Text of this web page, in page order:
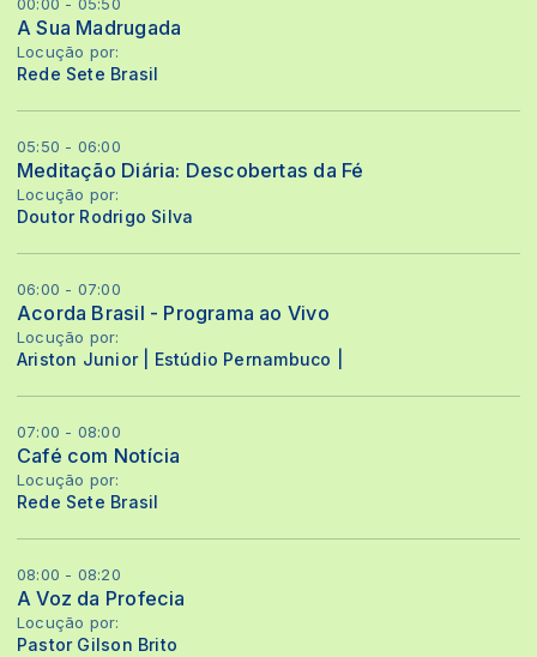
00:00 - 05:50
A Sua Madrugada
Locução por:
Rede Sete Brasil
05:50 - 06:00
Meditação Diária: Descobertas da Fé
Locução por:
Doutor Rodrigo Silva
06:00 - 07:00
Acorda Brasil - Programa ao Vivo
Locução por:
Ariston Junior | Estúdio Pernambuco |
07:00 - 08:00
Café com Notícia
Locução por:
Rede Sete Brasil
08:00 - 08:20
A Voz da Profecia
Locução por:
Pastor Gilson Brito